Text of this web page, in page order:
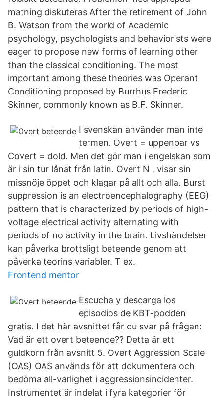
matning diskuteras After the retirement of John
B. Watson from the world of Academic
psychology, psychologists and behaviorists were
eager to propose new forms of learning other
than the classical conditioning. The most
important among these theories was Operant
Conditioning proposed by Burrhus Frederic
Skinner, commonly known as B.F. Skinner.
I svenskan använder man inte
termen. Overt = uppenbar vs
Covert = dold. Men det gör man i engelskan som
är i sin tur lånat från latin. Overt N , visar sin
missnöje öppet och klagar på allt och alla. Burst
suppression is an electroencephalography (EEG)
pattern that is characterized by periods of high-
voltage electrical activity alternating with
periods of no activity in the brain. Livshändelser
kan påverka brottsligt beteende genom att
påverka teorins variabler. T ex.
Frontend mentor
Escucha y descarga los
episodios de KBT-podden
gratis. I det här avsnittet får du svar på frågan:
Vad är ett overt beteende?? Detta är ett
guldkorn från avsnitt 5. Overt Aggression Scale
(OAS) OAS används för att dokumentera och
bedöma all-varlighet i aggressionsincidenter.
Instrumentet är indelat i fyra kategorier för